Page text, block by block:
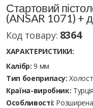
Стартовий
(ANSAR 1071) +
Код товару: 8364
ХАРАКТЕРИСТИКИ:
Калібр: 9 мм
Тип боеприпасу:
Країна-виробник: Турція
Особливості: